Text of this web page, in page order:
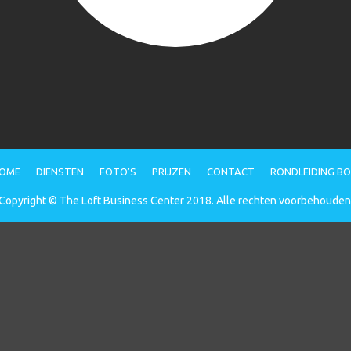
DIENSTEN FOTO’S PRIJZEN CONTACT RONDLEIDING
© The Loft Business Center 2018. Alle rechten